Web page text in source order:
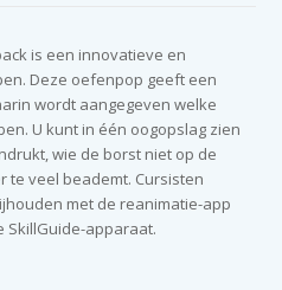
is een innovatieve en
Deze oefenpop geeft een
wordt aangegeven welke
U kunt in één oogopslag zien
wie de borst niet op de
te veel beademt. Cursisten
met de reanimatie-app
apparaat.